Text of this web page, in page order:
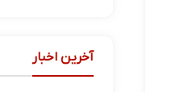
آخرین اخبار